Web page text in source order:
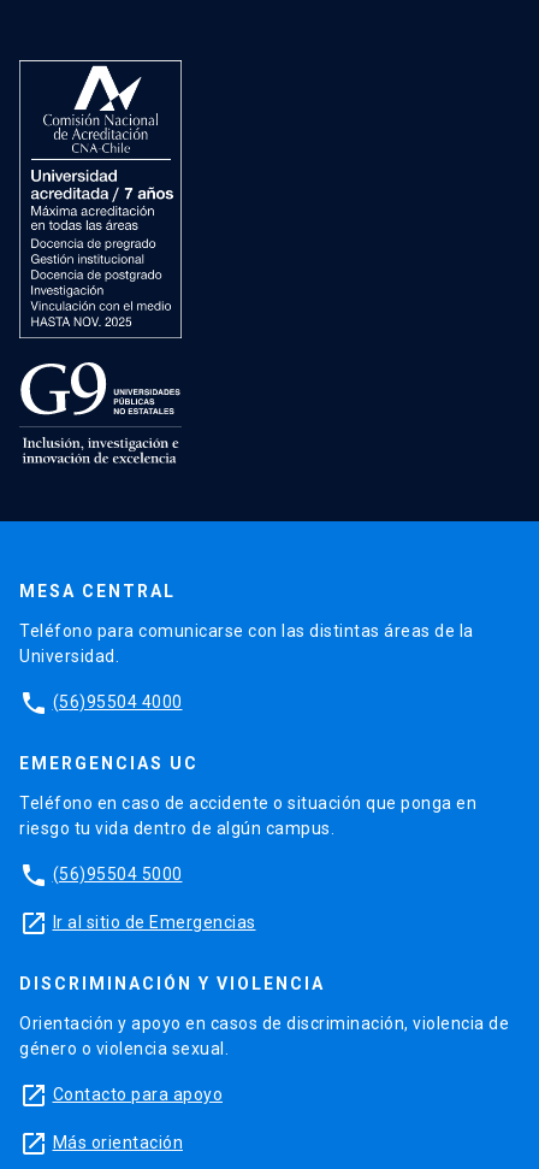
MESA CENTRAL
Teléfono para comunicarse con las distintas áreas de la
Universidad.
phone (56)95504 4000
EMERGENCIAS UC
Teléfono en caso de accidente o situación que ponga en
riesgo tu vida dentro de algún campus.
phone (56)95504 5000
launch Ir al sitio de Emergencias
DISCRIMINACIÓN Y VIOLENCIA
Orientación y apoyo en casos de discriminación, violencia de
género o violencia sexual.
launch Contacto para apoyo
launch Más orientación